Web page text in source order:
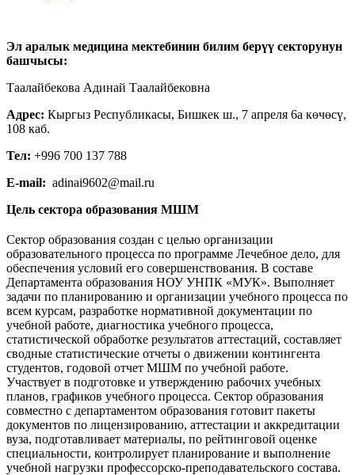
Эл аралык медицина мектебинин билим берүү секторунун
башчысы:
Таалайбекова Адинай Таалайбековна
Адрес: Кыргыз Республикасы, Бишкек ш., 7 апреля 6а көчөсү,
108 каб.
Тел: +996 700 137 788
E-mail: adinai9602@mail.ru
Цель сектора образования МШМ
Сектор образования создан с целью организации
образовательного процесса по программе Лечебное дело, для
обеспечения условий его совершенствования. В составе
Департамента образования НОУ УНПК «МУК». Выполняет
задачи по планированию и организации учебного процесса по
всем курсам, разработке нормативной документации по
учебной работе, диагностика учебного процесса,
статистической обработке результатов аттестаций, составляет
сводные статистические отчеты о движении контингента
студентов, годовой отчет МШМ по учебной работе.
Участвует в подготовке и утверждению рабочих учебных
планов, графиков учебного процесса. Сектор образования
совместно с департаментом образования готовит пакеты
документов по лицензированию, аттестации и аккредитации
вуза, подготавливает материалы, по рейтинговой оценке
специальности, контролирует планирование и выполнение
учебной нагрузки профессорско-преподавательского состава.